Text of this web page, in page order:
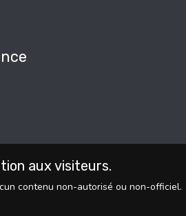
aux visiteurs.
contenu non-autorisé ou non-officiel.